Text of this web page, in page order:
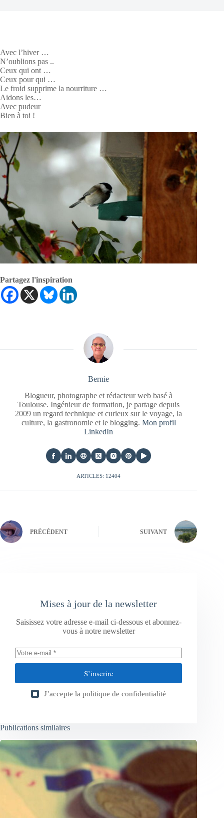
Avec l’hiver …
N’oublions pas ..
Ceux qui ont …
Ceux pour qui …
Le froid supprime la nourriture …
Aidons les…
Avec pudeur
Bien à toi !
Partagez l'inspiration
Bernie
Blogueur, photographe et rédacteur web basé à
Toulouse. Ingénieur de formation, je partage depuis
2009 un regard technique et curieux sur le voyage, la
culture, la gastronomie et le blogging. Mon profil
LinkedIn
ARTICLES: 12404
PRÉCÉDENT SUIVANT
Mises à jour de la newsletter
Saisissez votre adresse e-mail ci-dessous et abonnez-
vous à notre newsletter
S’inscrire
J’accepte la politique de confidentialité
Publications similaires